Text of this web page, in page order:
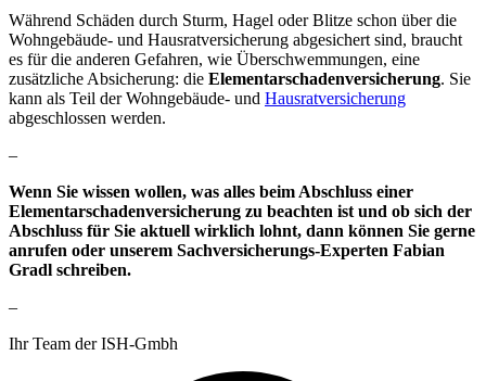
Während Schäden durch Sturm, Hagel oder Blitze schon über die
Wohngebäude- und Hausratversicherung abgesichert sind, braucht
es für die anderen Gefahren, wie Überschwemmungen, eine
zusätzliche Absicherung: die Elementarschadenversicherung. Sie
kann als Teil der Wohngebäude- und Hausratversicherung
abgeschlossen werden.
–
Wenn Sie wissen wollen, was alles beim Abschluss einer
Elementarschadenversicherung zu beachten ist und ob sich der
Abschluss für Sie aktuell wirklich lohnt, dann können Sie gerne
anrufen oder unserem Sachversicherungs-Experten Fabian
Gradl schreiben.
–
Ihr Team der ISH-Gmbh